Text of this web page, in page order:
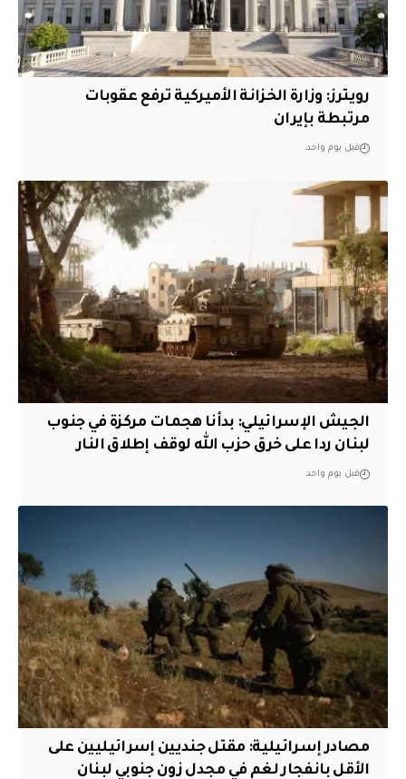
‏رويترز: وزارة الخزانة الأميركية ترفع عقوبات
مرتبطة بإيران
قبل يوم واحد
الجيش الإسرائيلي: بدأنا هجمات مركزة في جنوب
لبنان ردا على خرق حزب الله لوقف إطلاق النار
قبل يوم واحد
مصادر إسرائيلية: مقتل جنديين إسرائيليين على
الأقل بانفجار لغم في مجدل زون جنوبي لبنان